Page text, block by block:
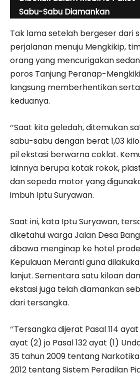
Sabu-Sabu Diamankan
Tak lama setelah bergeser dari
perjalanan menuju Mengkikip,
orang yang mencurigakan
poros Tanjung Peranap-
langsung memberhentikan
keduanya.
‘’Saat kita geledah, ditemukan
sabu-sabu dengan berat 1,03
pil ekstasi berwarna coklat.
lainnya berupa kotak rokok,
dan sepeda motor yang
imbuh Iptu Suryawan.
Saat ini, kata Iptu Suryawan,
diketahui warga Jalan Desa
dibawa menginap ke hotel
Kepulauan Meranti guna
lanjut. Sementara satu kiloan
ekstasi juga telah diamankan
dari tersangka.
‘’Tersangka dijerat Pasal 114
ayat (2) jo Pasal 132 ayat (1)
35 tahun 2009 tentang Narkotika
2012 tentang Sistem Peradilan